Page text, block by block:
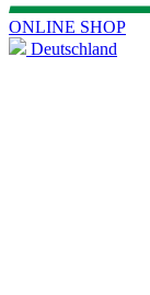
ONLINE SHOP
Deutschland